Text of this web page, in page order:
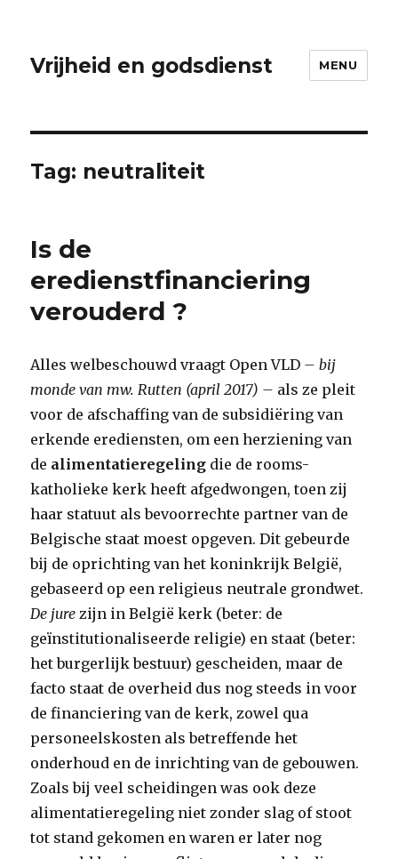
Vrijheid en godsdienst MENU
Tag: neutraliteit
Is de
eredienstfinanciering
verouderd ?
Alles welbeschouwd vraagt Open VLD – bij
monde van mw. Rutten (april 2017) – als ze pleit
voor de afschaffing van de subsidiëring van
erkende erediensten, om een herziening van
de alimentatieregeling die de rooms-
katholieke kerk heeft afgedwongen, toen zij
haar statuut als bevoorrechte partner van de
Belgische staat moest opgeven. Dit gebeurde
bij de oprichting van het koninkrijk België,
gebaseerd op een religieus neutrale grondwet.
De jure zijn in België kerk (beter: de
geïnstitutionaliseerde religie) en staat (beter:
het burgerlijk bestuur) gescheiden, maar de
facto staat de overheid dus nog steeds in voor
de financiering van de kerk, zowel qua
personeelskosten als betreffende het
onderhoud en de inrichting van de gebouwen.
Zoals bij veel scheidingen was ook deze
alimentatieregeling niet zonder slag of stoot
tot stand gekomen en waren er later nog